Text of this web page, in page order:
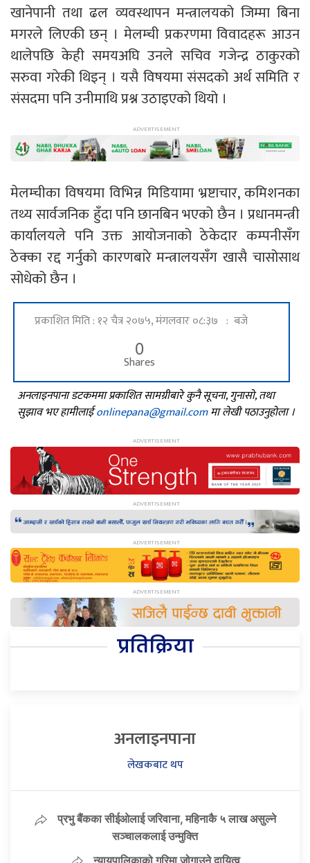
खानेपानी तथा ढल व्यवस्थापन मन्त्रालयको जिम्मा बिना
मगरले लिएकी छन् । मेलम्ची प्रकरणमा विवादहरू आउन
थालेपछि केही समयअघि उनले सचिव गजेन्द्र ठाकुरको
सरुवा गरेकी थिइन् । यसै विषयमा संसदको अर्थ समिति र
संसदमा पनि उनीमाथि प्रश्न उठाइएको थियो ।
मेलम्चीका विषयमा विभिन्न मिडियामा भ्रष्टाचार, कमिशनका
तथ्य सार्वजनिक हुँदा पनि छानबिन भएको छैन । प्रधानमन्त्री
कार्यालयले पनि उक्त आयोजनाको ठेकेदार कम्पनीसँग
ठेक्का रद्द गर्नुको कारणबारे मन्त्रालयसँग खासै चासोसाथ
सोधेको छैन ।
प्रकाशित मिति : १२ चैत्र २०७५, मंगलवार ०८:३७ : बजे
0
Shares
अनलाइनपाना डटकममा प्रकाशित सामग्रीबारे कुनै सूचना, गुनासो, तथा
सुझाव भए हामीलाईonlinepana@gmail.comमा लेखी पठाउनुहोला ।
प्रतिक्रिया
अनलाइनपाना
लेखकबाट थप
प्रभु बैंकका सीईओलाई जरिवाना, महिनाकै ५ लाख असुल्ने
सञ्चालकलाई उन्मुक्ति
न्यायपालिकाको गरिमा जोगाउने दायित्व